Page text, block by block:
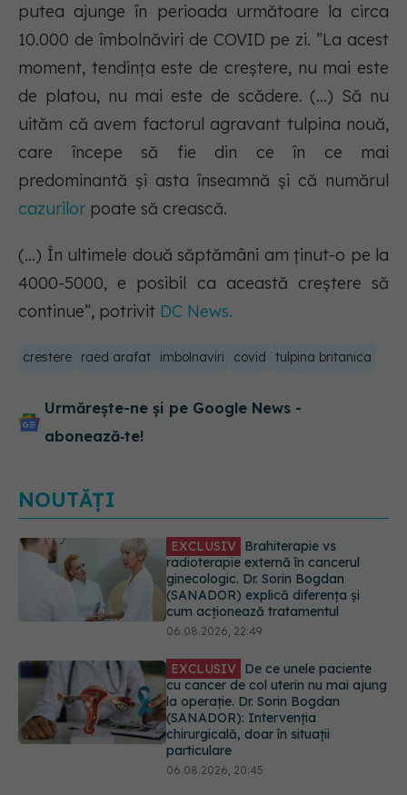
putea ajunge în perioada următoare la circa
10.000 de îmbolnăviri de COVID pe zi. ”La acest
moment, tendința este de creștere, nu mai este
de platou, nu mai este de scădere. (...) Să nu
uităm că avem factorul agravant tulpina nouă,
care începe să fie din ce în ce mai
predominantă și asta înseamnă și că numărul
cazurilor poate să crească.
(...) În ultimele două săptămâni am ținut-o pe la
4000-5000, e posibil ca această creștere să
continue”, potrivit DC News.
crestere raed arafat imbolnaviri covid tulpina britanica
Urmărește-ne și pe Google News -
abonează‑te!
NOUTĂȚI
EXCLUSIV De ce unele paciente
cu cancer de col uterin nu mai ajung
la operație. Dr. Sorin Bogdan
(SANADOR): Intervenția
chirurgicală, doar în situații
06.08.2026, 20:45
Alertă în Europa după un nou caz
de hantavirus Anzi, singura tulpină
care se transmite de la om la om
06.08.2026, 20:06